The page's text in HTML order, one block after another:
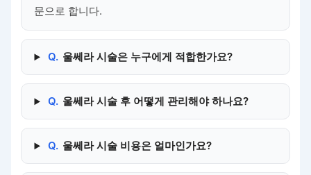
문으로 합니다.
Q. 울쎄라 시술은 누구에게 적합한가요?
Q. 울쎄라 시술 후 어떻게 관리해야 하나요?
Q. 울쎄라 시술 비용은 얼마인가요?